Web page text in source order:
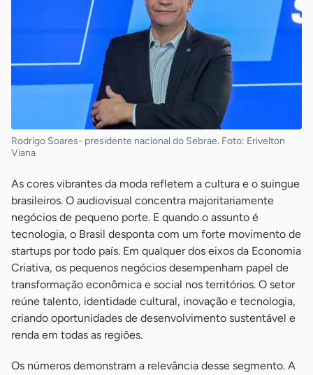
Rodrigo Soares- presidente nacional do Sebrae. Foto: Erivelton
Viana
As cores vibrantes da moda refletem a cultura e o suingue
brasileiros. O audiovisual concentra majoritariamente
negócios de pequeno porte. E quando o assunto é
tecnologia, o Brasil desponta com um forte movimento de
startups por todo país. Em qualquer dos eixos da Economia
Criativa, os pequenos negócios desempenham papel de
transformação econômica e social nos territórios. O setor
reúne talento, identidade cultural, inovação e tecnologia,
criando oportunidades de desenvolvimento sustentável e
renda em todas as regiões.
Os números demonstram a relevância desse segmento. A